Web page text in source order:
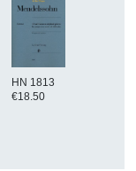
HN 1813
€18.50